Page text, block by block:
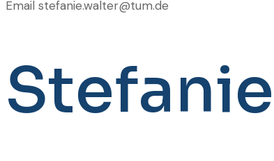
Email stefanie.walter@tum.de